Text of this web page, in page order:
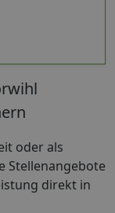
oder als
Stellenangebote
direkt in